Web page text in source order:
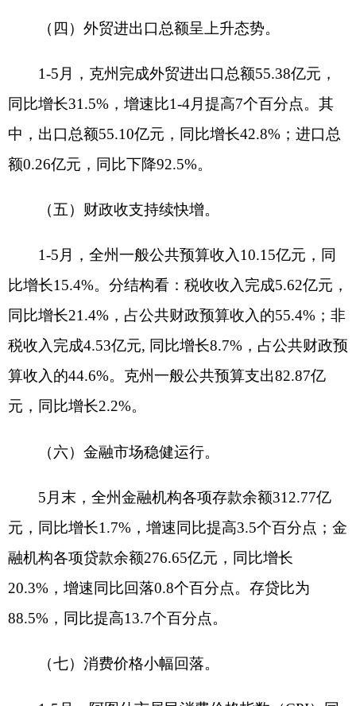
经济回升向好基础还需进一步巩固。下一阶段，全
指导，深入贯彻落实党的二十大和二十届二中、三
中全会精神，全面贯彻落实自治区党委、政府及州
措，抓好改革发展各项任务，推动克州经济持续回
升向好。
分享:
打印本页 关闭窗口
各县（市）网站 媒体
地州市政府 区政府部门
省区市政府 国家部委局
承办：克孜勒苏柯尔克孜自治州政务公开信息中心
新公网安备65300102000007号 新ICP备2022000247号
政府网站标识码：6530000002 法律声明 关于我们